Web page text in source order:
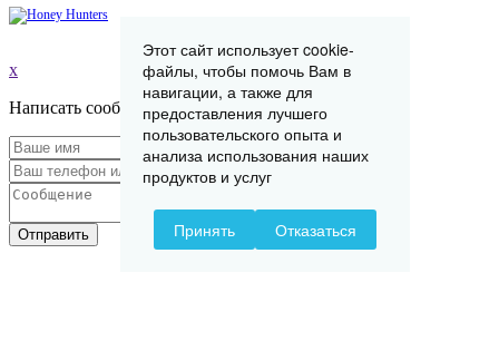
x
Написать сообщение
Отправить
Этот сайт использует cookie-
файлы, чтобы помочь Вам в
навигации, а также для
предоставления лучшего
пользовательского опыта и
анализа использования наших
продуктов и услуг
Принять Отказаться